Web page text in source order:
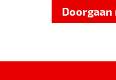
Doorgaan